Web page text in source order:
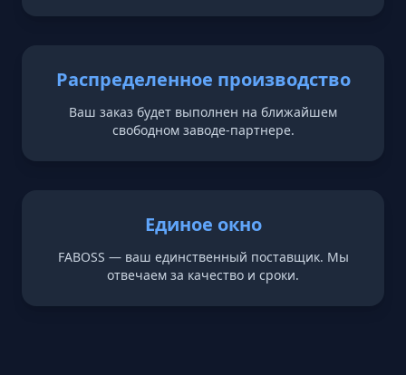
Распределенное производство
Ваш заказ будет выполнен на ближайшем
свободном заводе-партнере.
Единое окно
FABOSS — ваш единственный поставщик. Мы
отвечаем за качество и сроки.